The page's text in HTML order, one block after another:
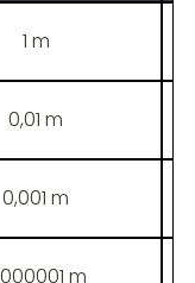
1 m
0,01 m
0,001 m
m